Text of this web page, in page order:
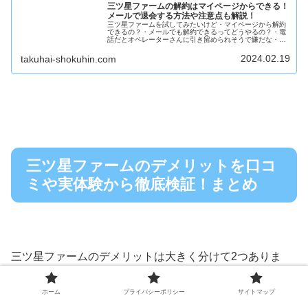
三ツ星ファームの解約はマイページからできる！
メールで退会する方法や注意点も解説！
三ツ星ファームを試してみたいけど・マイページから解約
できるの？・メールでも解約できるってどうやるの？・電
話だとオペレーターさんに引き留められそうで嫌だな・解
takuhai-shokuhin.com 2024.02.19
三ツ星ファームのデメリットを口コ
ミや実体験から徹底検証！まとめ
三ツ星ファームのデメリットは大きく分けて2つありま
ホーム プライバシーポリシー サイトマップ